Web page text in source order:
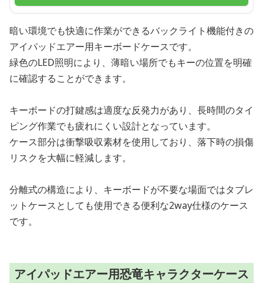
暗い環境でも快適に作業ができるバックライト機能付きの
アイパッドエアー用キーボードケースです。
緑色のLED照明により、薄暗い場所でもキーの位置を明確
に確認することができます。
キーボードの打鍵感は適度な反発力があり、長時間のタイ
ピング作業でも疲れにくい設計となっています。
ケース部分は衝撃吸収素材を使用しており、落下時の損傷
リスクを大幅に軽減します。
分離式の構造により、キーボードが不要な場面ではタブレ
ットケースとしても使用できる便利な2way仕様のケース
です。
アイパッドエアー用恐竜キャラクターケース